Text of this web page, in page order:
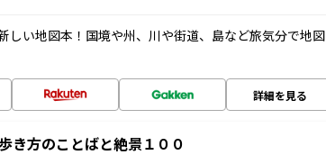
しい地図本！国境や州、川や街道、島など旅気分で地図
詳細を見る
き方のことばと絶景１００